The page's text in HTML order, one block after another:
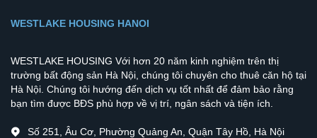
WESTLAKE HOUSING HANOI
WESTLAKE HOUSING Với hơn 20 năm kinh nghiệm trên thị
trường bất động sản Hà Nội, chúng tôi chuyên cho thuê căn hộ tại
Hà Nội. Chúng tôi hướng đến dịch vụ tốt nhất để đảm bảo rằng
bạn tìm được BĐS phù hợp về vị trí, ngân sách và tiện ích.
Số 251, Âu Cơ, Phường Quảng An, Quận Tây Hồ, Hà Nội